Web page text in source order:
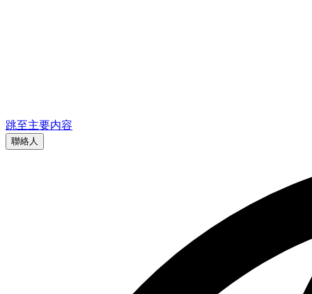
跳至主要内容
聯絡人